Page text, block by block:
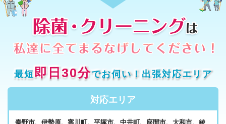
最短即日30分でお伺い！出張対応エリア
対応エリア
秦野市、伊勢原、寒川町、平塚市、中井町、座間市、大和市、綾